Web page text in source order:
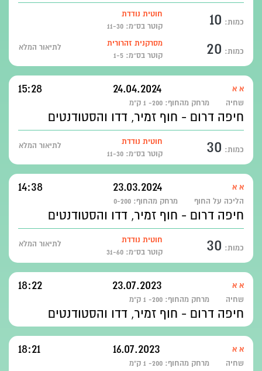
כמות: 10
חוטית נודדת
קוטר בס״מ: 11-30
כמות: 20
מסרקנית זהרורית
קוטר בס״מ: 1-5
לתיאור המלא
א א 24.04.2024
15:28
שחיה מרחק מהחוף: 200- 1 ק"מ
חיפה דרום - חוף זמיר, דדו והסטודנטים
כמות: 30
חוטית נודדת
קוטר בס״מ: 11-30
לתיאור המלא
א א 23.03.2024
14:38
הליכה על החוף מרחק מהחוף: 0-200
חיפה דרום - חוף זמיר, דדו והסטודנטים
כמות: 30
חוטית נודדת
קוטר בס״מ: 31-60
לתיאור המלא
א א 23.07.2023
18:22
שחיה מרחק מהחוף: 200- 1 ק"מ
חיפה דרום - חוף זמיר, דדו והסטודנטים
א א 16.07.2023
18:21
שחיה מרחק מהחוף: 200- 1 ק"מ